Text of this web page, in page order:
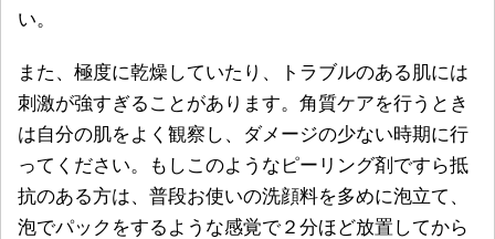
い。
また、極度に乾燥していたり、トラブルのある肌には
刺激が強すぎることがあります。角質ケアを行うとき
は自分の肌をよく観察し、ダメージの少ない時期に行
ってください。もしこのようなピーリング剤ですら抵
抗のある方は、普段お使いの洗顔料を多めに泡立て、
泡でパックをするような感覚で２分ほど放置してから